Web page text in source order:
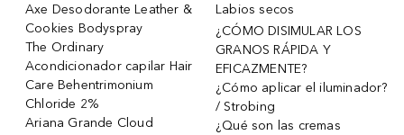
Axe Desodorante Leather &
Cookies Bodyspray
The Ordinary
Acondicionador capilar Hair
Care Behentrimonium
Chloride 2%
Ariana Grande Cloud
Labios secos
¿CÓMO DISIMULAR LOS
GRANOS RÁPIDA Y
EFICAZMENTE?
¿Cómo aplicar el iluminador?
/ Strobing
¿Qué son las cremas